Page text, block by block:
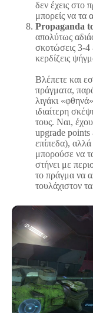
δεν έχεις στο
μπορείς να τα
Propaganda
απολύτως
σκοτώσεις 3-4
κερδίζεις
Bλέπετε και
πράγματα,
λιγάκι
ιδιαίτερη
τους. Ναι,
upgrade points
επίπεδα), αλλά
μπορούσε να
στήνει με
το πράγμα να
τουλάχιστον